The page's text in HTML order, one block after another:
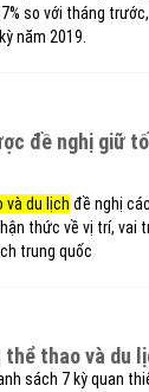
so với tháng
năm 2019.
và du lịch đề nghị
thức về vị trí, vai
trung quốc
thể thao và du
sách 7 kỳ quan